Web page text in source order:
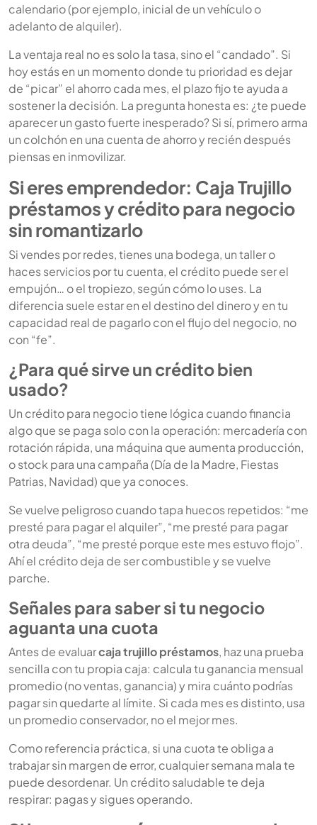
calendario (por ejemplo, inicial de un vehículo o
adelanto de alquiler).
La ventaja real no es solo la tasa, sino el “candado”. Si
hoy estás en un momento donde tu prioridad es dejar
de “picar” el ahorro cada mes, el plazo fijo te ayuda a
sostener la decisión. La pregunta honesta es: ¿te puede
aparecer un gasto fuerte inesperado? Si sí, primero arma
un colchón en una cuenta de ahorro y recién después
piensas en inmovilizar.
Si eres emprendedor: Caja Trujillo
préstamos y crédito para negocio
sin romantizarlo
Si vendes por redes, tienes una bodega, un taller o
haces servicios por tu cuenta, el crédito puede ser el
empujón… o el tropiezo, según cómo lo uses. La
diferencia suele estar en el destino del dinero y en tu
capacidad real de pagarlo con el flujo del negocio, no
con “fe”.
¿Para qué sirve un crédito bien
usado?
Un crédito para negocio tiene lógica cuando financia
algo que se paga solo con la operación: mercadería con
rotación rápida, una máquina que aumenta producción,
o stock para una campaña (Día de la Madre, Fiestas
Patrias, Navidad) que ya conoces.
Se vuelve peligroso cuando tapa huecos repetidos: “me
presté para pagar el alquiler”, “me presté para pagar
otra deuda”, “me presté porque este mes estuvo flojo”.
Ahí el crédito deja de ser combustible y se vuelve
parche.
Señales para saber si tu negocio
aguanta una cuota
Antes de evaluarcaja trujillo préstamos, haz una prueba
sencilla con tu propia caja: calcula tu ganancia mensual
promedio (no ventas, ganancia) y mira cuánto podrías
pagar sin quedarte al límite. Si cada mes es distinto, usa
un promedio conservador, no el mejor mes.
Como referencia práctica, si una cuota te obliga a
trabajar sin margen de error, cualquier semana mala te
puede desordenar. Un crédito saludable te deja
respirar: pagas y sigues operando.